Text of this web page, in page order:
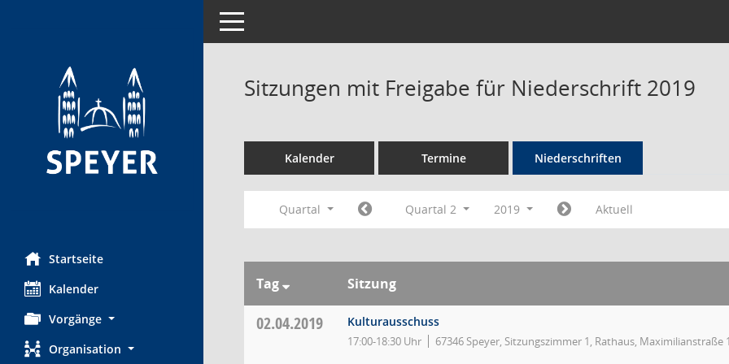
Startseite
Kalender
Vorgänge
Organisation
Toggle navigation
Sitzungen mit Freigabe für Niederschrift 2019
Kalender Termine Niederschriften
Quartal Quartal 2 2019 Aktuell
Tag Sitzung
02.04.2019 Kulturausschuss
17:00-18:30 Uhr 67346 Speyer, Sitzungszimmer 1, Rathaus, Maximilianstraße